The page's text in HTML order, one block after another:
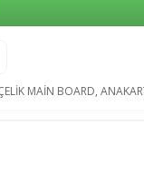
MAİN BOARD,